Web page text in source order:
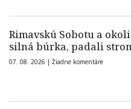
Rimavskú Sobotu a
silná búrka, padali
07. 08. 2026 | Žiadne komentáre